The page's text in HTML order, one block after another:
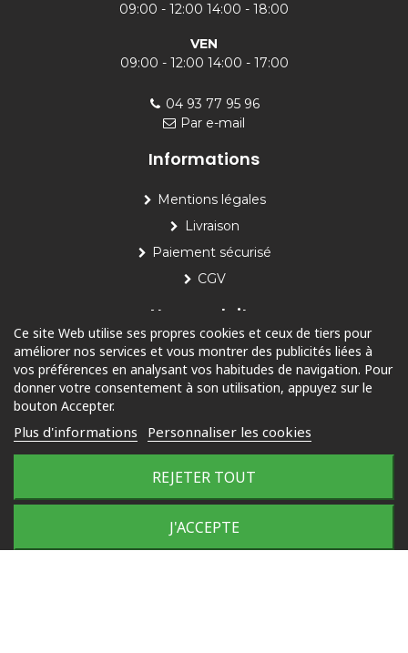
09:00 - 12:00 14:00 - 18:00
VEN
09:00 - 12:00 14:00 - 17:00
04 93 77 95 96
Par e-mail
Informations
Mentions légales
Livraison
Paiement sécurisé
CGV
Nos produits
Piscine
Jardin
Outdoor
© 2025 Tous droits réservés
Plan du site
Ce site Web utilise ses propres cookies et ceux de tiers pour
améliorer nos services et vous montrer des publicités liées à
vos préférences en analysant vos habitudes de navigation. Pour
donner votre consentement à son utilisation, appuyez sur le
bouton Accepter.
Plus d'informations Personnaliser les cookies
REJETER TOUT
J'ACCEPTE